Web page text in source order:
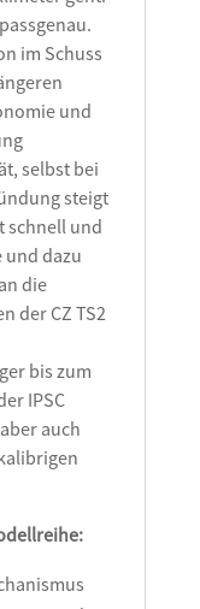
im Schuss
und
selbst bei
steigt
schnell und
und dazu
die
der CZ TS2
bis zum
IPSC
auch